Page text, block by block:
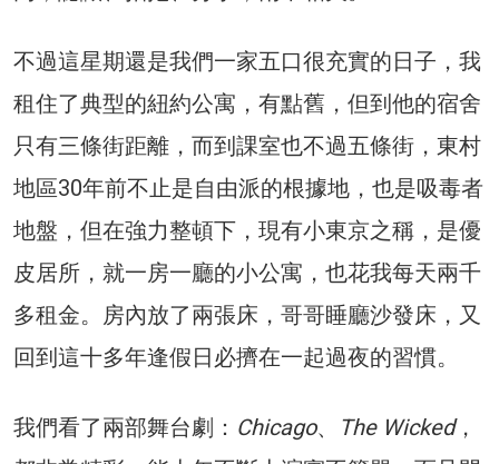
不過這星期還是我們一家五口很充實的日子，我
租住了典型的紐約公寓，有點舊，但到他的宿舍
只有三條街距離，而到課室也不過五條街，東村
地區30年前不止是自由派的根據地，也是吸毒者
地盤，但在強力整頓下，現有小東京之稱，是優
皮居所，就一房一廳的小公寓，也花我每天兩千
多租金。房內放了兩張床，哥哥睡廳沙發床，又
回到這十多年逢假日必擠在一起過夜的習慣。
我們看了兩部舞台劇： Chicago、 The Wicked，